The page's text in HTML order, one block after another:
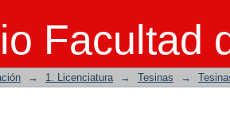
Facultad
→ 1. Licenciatura → Tesinas →